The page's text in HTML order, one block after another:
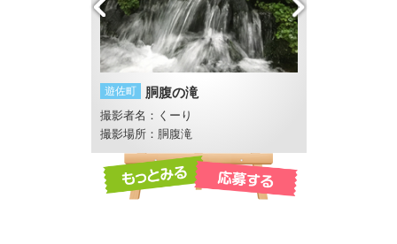
遊佐町 胴腹の滝
撮影者名：くーり
撮影場所：胴腹滝